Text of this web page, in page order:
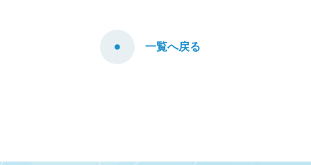
一覧へ戻る